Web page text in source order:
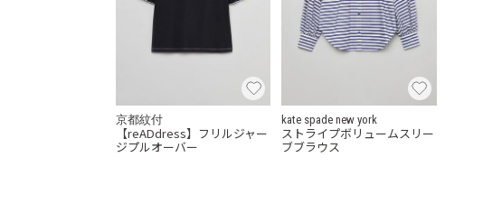
京都紋付
【reADdress】フリルジャー
ジプルオーバー
kate spade new york
ストライプボリュームスリー
ブブラウス